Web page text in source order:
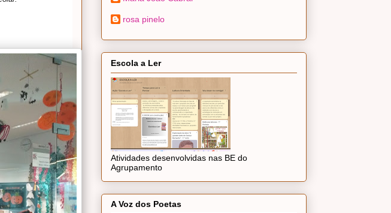
rosa pinelo
Escola a Ler
Atividades desenvolvidas nas BE do
Agrupamento
A Voz dos Poetas